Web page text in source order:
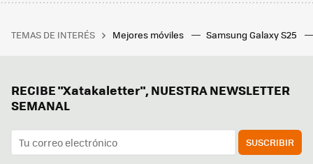
TEMAS DE INTERÉS Mejores móviles Samsung Galaxy S25
RECIBE "Xatakaletter", NUESTRA NEWSLETTER
SEMANAL
SUSCRIBIR